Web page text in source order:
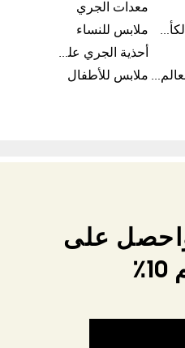
معدات الجري
كرات تريندا لكأس العالم FIFA 26™
ملابس للنساء
أحذية الجري على الطرق الوعرة للرجال
فرق كأس العالم FIFA 26™ ملابس للأطفال
على